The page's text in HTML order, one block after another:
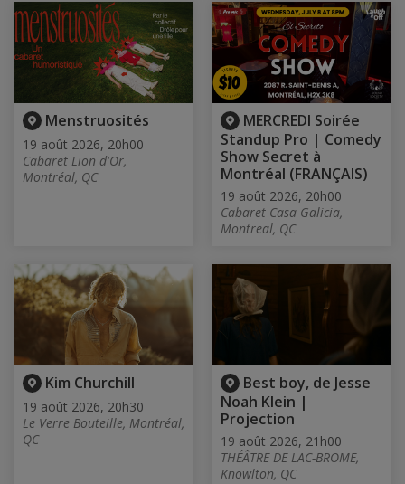
Menstruosités
19 août 2026, 20h00
Cabaret Lion d'Or,
Montréal, QC
MERCREDI Soirée
Standup Pro | Comedy
Show Secret à
Montréal (FRANÇAIS)
19 août 2026, 20h00
Cabaret Casa Galicia,
Montreal, QC
Kim Churchill
19 août 2026, 20h30
Le Verre Bouteille, Montréal,
QC
Best boy, de Jesse
Noah Klein |
Projection
19 août 2026, 21h00
THÉÂTRE DE LAC-BROME,
Knowlton, QC